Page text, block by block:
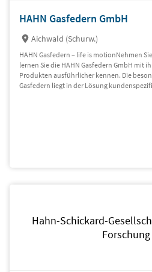
HAHN Gasfedern GmbH
Aichwald (Schurw.)
HAHN Gasfedern – life is motionNehmen
lernen Sie die HAHN Gasfedern GmbH mit
Produkten ausführlicher kennen. Die
Gasfedern liegt in der Lösung
Hahn-Schickard-
Forschung